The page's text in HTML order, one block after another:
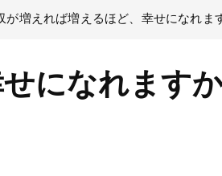
が増えれば増えるほど、幸せになれま
になれます